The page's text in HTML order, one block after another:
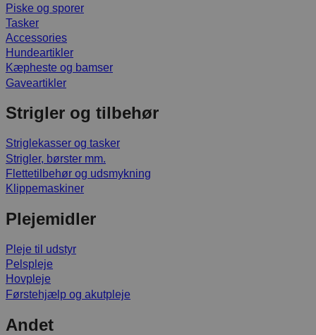
Piske og sporer
Tasker
Accessories
Hundeartikler
Kæpheste og bamser
Gaveartikler
Strigler og tilbehør
Striglekasser og tasker
Strigler, børster mm.
Flettetilbehør og udsmykning
Klippemaskiner
Plejemidler
Pleje til udstyr
Pelspleje
Hovpleje
Førstehjælp og akutpleje
Andet